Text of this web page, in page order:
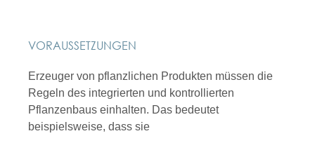
VORAUSSETZUNGEN
Erzeuger von pflanzlichen Produkten müssen die
Regeln des integrierten und kontrollierten
Pflanzenbaus einhalten. Das bedeutet
beispielsweise, dass sie